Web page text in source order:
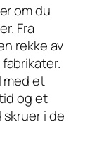
om du
Fra
rekke av
med et
og et
i de